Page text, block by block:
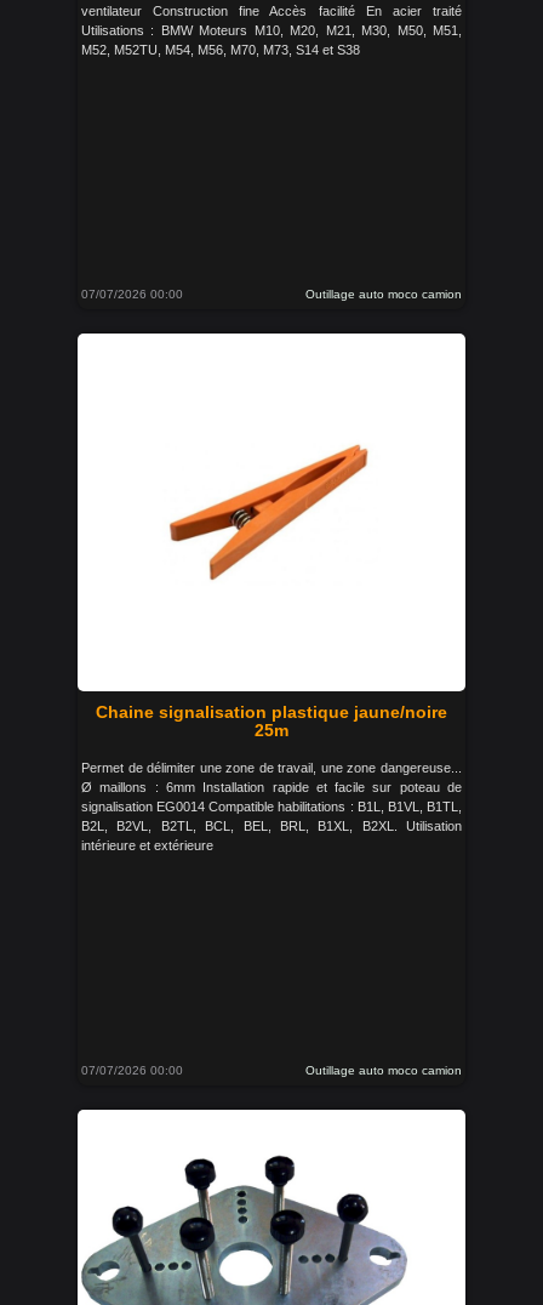
ventilateur Construction fine Accès facilité En acier traité
Utilisations : BMW Moteurs M10, M20, M21, M30, M50, M51,
M52, M52TU, M54, M56, M70, M73, S14 et S38
07/07/2026 00:00 Outillage auto moco camion
Chaine signalisation plastique jaune/noire
25m
Permet de délimiter une zone de travail, une zone dangereuse...
Ø maillons : 6mm Installation rapide et facile sur poteau de
signalisation EG0014 Compatible habilitations : B1L, B1VL, B1TL,
B2L, B2VL, B2TL, BCL, BEL, BRL, B1XL, B2XL. Utilisation
intérieure et extérieure
07/07/2026 00:00 Outillage auto moco camion